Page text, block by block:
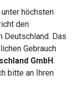
höchsten
den
Deutschland. Das
Gebrauch
GmbH.
bitte an Ihren